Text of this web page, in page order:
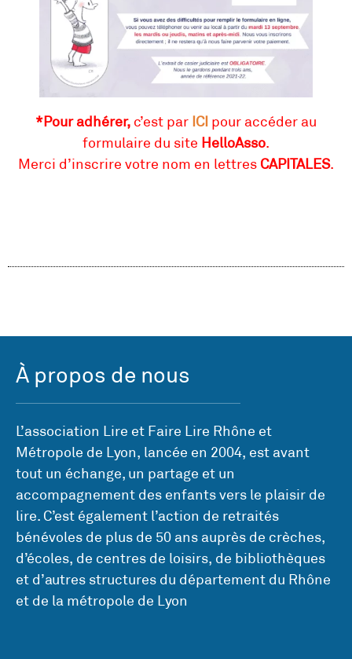
*Pour adhérer, c’est par ICI pour accéder au
formulaire du site HelloAsso.
Merci d’inscrire votre nom en lettres CAPITALES.
À propos de nous
L’association Lire et Faire Lire Rhône et
Métropole de Lyon, lancée en 2004, est avant
tout un échange, un partage et un
accompagnement des enfants vers le plaisir de
lire. C’est également l’action de retraités
bénévoles de plus de 50 ans auprès de crèches,
d’écoles, de centres de loisirs, de bibliothèques
et d’autres structures du département du Rhône
et de la métropole de Lyon